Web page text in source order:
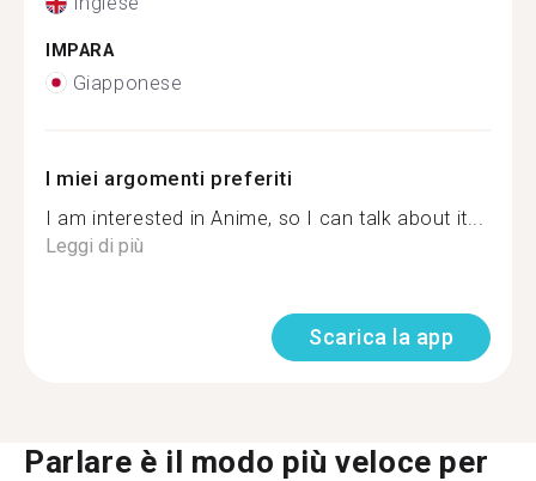
IMPARA
Giapponese
I miei argomenti preferiti
I am interested in Anime, so I can talk about it...
Leggi di più
Scarica la app
Parlare è il modo più veloce per